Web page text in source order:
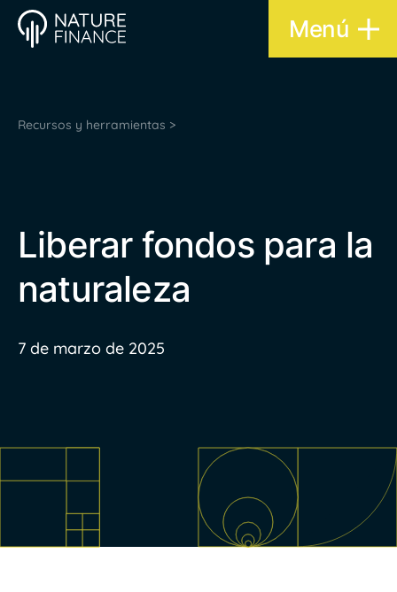
Menú
Recursos y herramientas >
Liberar fondos para la
naturaleza
7 de marzo de 2025